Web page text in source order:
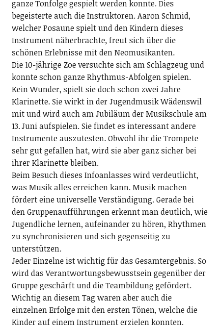
ganze Tonfolge gespielt werden konnte. Dies
begeisterte auch die Instruktoren. Aaron Schmid,
welcher Posaune spielt und den Kindern dieses
Instrument näherbrachte, freut sich über die
schönen Erlebnisse mit den Neomusikanten.
Die 10-jährige Zoe versuchte sich am Schlagzeug und
konnte schon ganze Rhythmus-Abfolgen spielen.
Kein Wunder, spielt sie doch schon zwei Jahre
Klarinette. Sie wirkt in der Jugendmusik Wädenswil
mit und wird auch am Jubiläum der Musikschule am
13. Juni aufspielen. Sie findet es interessant andere
Instrumente auszutesten. Obwohl ihr die Trompete
sehr gut gefallen hat, wird sie aber ganz sicher bei
ihrer Klarinette bleiben.
Beim Besuch dieses Infoanlasses wird verdeutlicht,
was Musik alles erreichen kann. Musik machen
fördert eine universelle Verständigung. Gerade bei
den Gruppenaufführungen erkennt man deutlich, wie
Jugendliche lernen, aufeinander zu hören, Rhythmen
zu synchronisieren und sich gegenseitig zu
unterstützen.
Jeder Einzelne ist wichtig für das Gesamtergebnis. So
wird das Verantwortungsbewusstsein gegenüber der
Gruppe geschärft und die Teambildung gefördert.
Wichtig an diesem Tag waren aber auch die
einzelnen Erfolge mit den ersten Tönen, welche die
Kinder auf einem Instrument erzielen konnten.